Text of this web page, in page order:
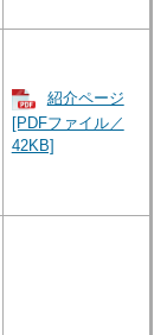
紹介ページ
[PDFファイル／
42KB]